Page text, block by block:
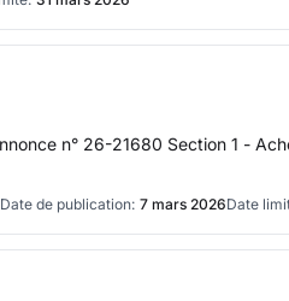
n° 26-21680 Section 1 -
Date de publication: 7 mars 2026Date